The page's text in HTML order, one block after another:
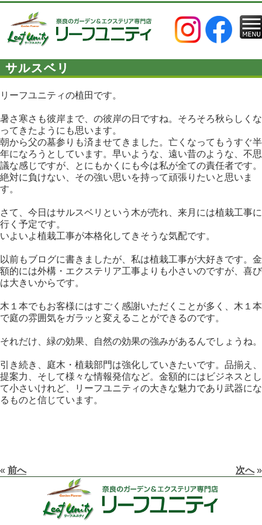
サルスベリ
リーフユニティの植田です。
暑さ寒さも彼岸まで、の彼岸の日ですね。そろそろ秋らしくな
ってきたようにも思います。
朝から父の墓参りも済ませてきました。亡くなってもうすぐ半
年になろうとしています。早いような、遠い昔のような、不思
議な感じですが、とにもかくにも今は私が全ての責任者です。
絶対に負けない、その強い思いを持って頑張りたいと思いま
す。
さて、今日はサルスベリという木が売れ、来月には植栽工事に
行く予定です。
いよいよ植栽工事が本格化してきそうな気配です。
以前もブログに書きましたが、私は植栽工事が大好きです。金
額的には外構・エクステリア工事よりも小さいのですが、喜び
は大きいからです。
木１本でもお客様にはすごく感謝いただくことが多く、木１本
で庭の雰囲気をガラッと変えることができるのです。
それだけ、緑の効果、自然の効果の強みがあるんでしょうね。
引き続き、庭木・植栽部門は強化していきたいです。品揃え、
提案力、そして様々な情報発信など。金額的にはビジネスとし
て小さいけれど、リーフユニティの大きな魅力であり武器にな
るものと信じています。
« 前へ 次へ»